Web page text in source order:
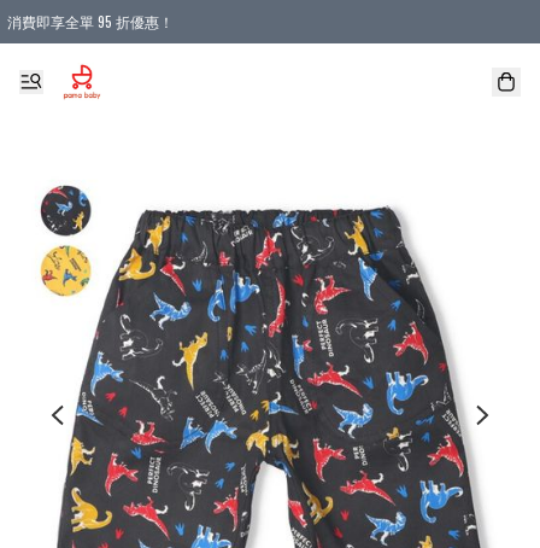
消費即享全單 95 折優惠！
購物滿 HKD 900.00即享免運費優惠！（適用於 本地送貨、本地取貨 )